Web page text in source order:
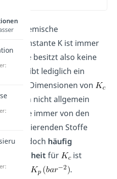
chemische
K ist immer
sie besitzt also keine
gibt lediglich ein
an. Die Dimensionen von
sich nicht allgemein
da sie immer von den
der reagierenden Stoffe
Eine jedoch häufig
Einheit für
ist
und für
.